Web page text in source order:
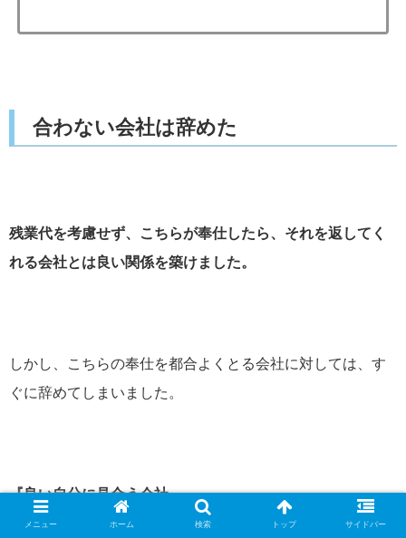
合わない会社は辞めた
残業代を考慮せず、こちらが奉仕したら、それを返してく
れる会社とは良い関係を築けました。
しかし、こちらの奉仕を都合よくとる会社に対しては、す
ぐに辞めてしまいました。
『良い自分に見合う会社』
メニュー ホーム 検索 トップ サイドバー